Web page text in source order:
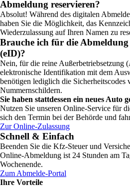
Abmeldung reservieren?
Absolut! Während des digitalen
haben Sie die Möglichkeit, das
Wiederzulassung auf Ihren Namen zu
Brauche ich für die
(eID)?
Nein, für die reine Außerbetriebsetzung
elektronische Identifikation mit dem
benötigen lediglich die Sicherheitscodes
Nummernschildern.
Sie haben stattdessen ein neues Auto
Nutzen Sie unseren Online-Service für
sich den Termin bei der Behörde und
Zur Online-Zulassung
Schnell & Einfach
Beenden Sie die Kfz-Steuer und
Online-Abmeldung ist 24 Stunden am
Wochenende.
Zum Abmelde-Portal
Ihre Vorteile